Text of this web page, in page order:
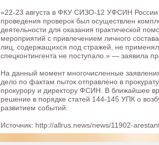
«22-23 августа в ФКУ СИЗО-12 УФСИН России
проведения проверок был осуществлен
деятельности для оказания практической
мероприятий с привлечением личного
лиц, содержащихся под стражей, не
спецконтингента не поступало.» — заявила
На данный момент многочисленные
дело по фактам пыток отправлено в
прокурору и директору ФСИН. В ближайшее
решение в порядке статей 144-145 УПК о
развитием событий.
Источник: http://allrus.news/news/11902-